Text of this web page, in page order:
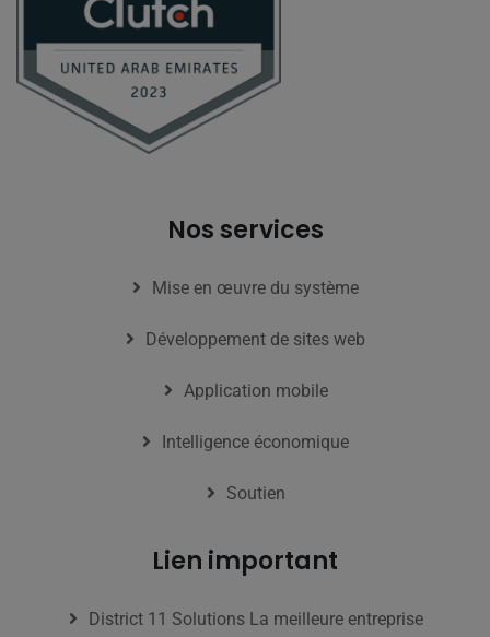
Nos services
Mise en œuvre du système
Développement de sites web
Application mobile
Intelligence économique
Soutien
Lien important
District 11 Solutions La meilleure entreprise